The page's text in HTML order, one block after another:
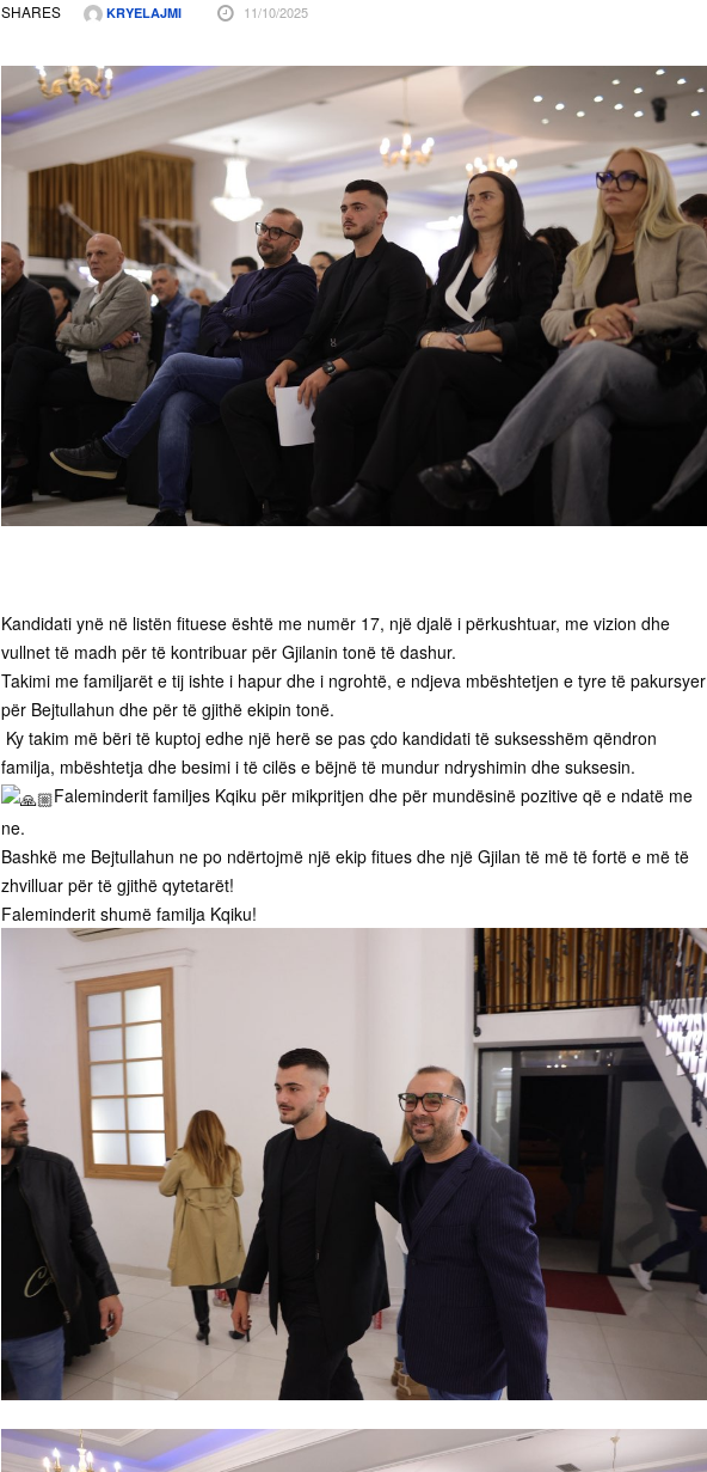
SHARES KRYELAJMI 11/10/2025
Kandidati ynë në listën fituese është me numër 17, një djalë i përkushtuar, me vizion dhe
vullnet të madh për të kontribuar për Gjilanin tonë të dashur.
Takimi me familjarët e tij ishte i hapur dhe i ngrohtë, e ndjeva mbështetjen e tyre të pakursyer
për Bejtullahun dhe për të gjithë ekipin tonë.
Ky takim më bëri të kuptoj edhe një herë se pas çdo kandidati të suksesshëm qëndron
familja, mbështetja dhe besimi i të cilës e bëjnë të mundur ndryshimin dhe suksesin.
Faleminderit familjes Kqiku për mikpritjen dhe për mundësinë pozitive që e ndatë me
ne.
Bashkë me Bejtullahun ne po ndërtojmë një ekip fitues dhe një Gjilan të më të fortë e më të
zhvilluar për të gjithë qytetarët!
Faleminderit shumë familja Kqiku!